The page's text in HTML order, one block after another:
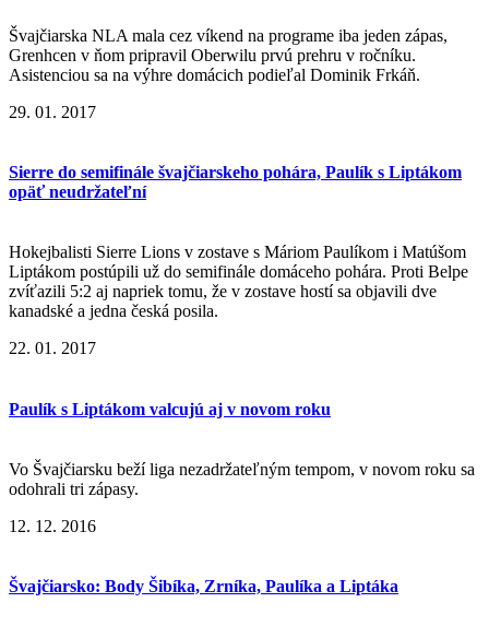
Švajčiarska NLA mala cez víkend na programe iba jeden zápas,
Grenhcen v ňom pripravil Oberwilu prvú prehru v ročníku.
Asistenciou sa na výhre domácich podieľal Dominik Frkáň.
29. 01. 2017
Sierre do semifinále švajčiarskeho pohára, Paulík s Liptákom
opäť neudržateľní
Hokejbalisti Sierre Lions v zostave s Máriom Paulíkom i Matúšom
Liptákom postúpili už do semifinále domáceho pohára. Proti Belpe
zvíťazili 5:2 aj napriek tomu, že v zostave hostí sa objavili dve
kanadské a jedna česká posila.
22. 01. 2017
Paulík s Liptákom valcujú aj v novom roku
Vo Švajčiarsku beží liga nezadržateľným tempom, v novom roku sa
odohrali tri zápasy.
12. 12. 2016
Švajčiarsko: Body Šibíka, Zrníka, Paulíka a Liptáka